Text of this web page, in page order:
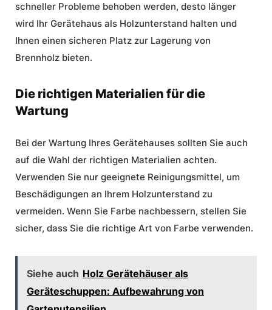
schneller Probleme behoben werden, desto länger
wird Ihr Gerätehaus als Holzunterstand halten und
Ihnen einen sicheren Platz zur Lagerung von
Brennholz bieten.
Die richtigen Materialien für die
Wartung
Bei der Wartung Ihres Gerätehauses sollten Sie auch
auf die Wahl der richtigen Materialien achten.
Verwenden Sie nur geeignete Reinigungsmittel, um
Beschädigungen an Ihrem Holzunterstand zu
vermeiden. Wenn Sie Farbe nachbessern, stellen Sie
sicher, dass Sie die richtige Art von Farbe verwenden.
Siehe auch Holz Gerätehäuser als
Geräteschuppen: Aufbewahrung von